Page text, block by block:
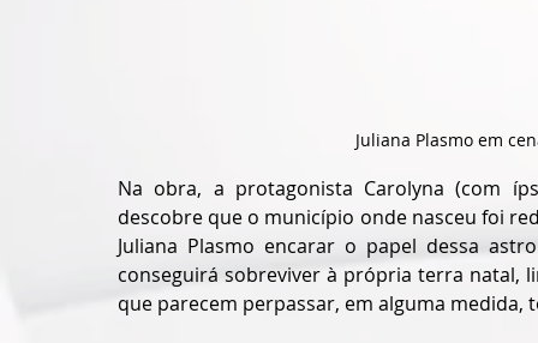
Juliana Plasmo em
Na obra, a protagonista Carolyna (com
descobre que o município onde nasceu foi
Juliana Plasmo encarar o papel dessa
conseguirá sobreviver à própria terra natal,
que parecem perpassar, em alguma medida,